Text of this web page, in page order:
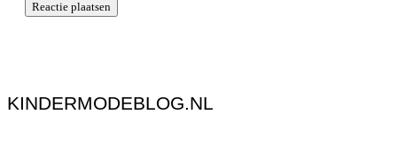
KINDERMODEBLOG.NL